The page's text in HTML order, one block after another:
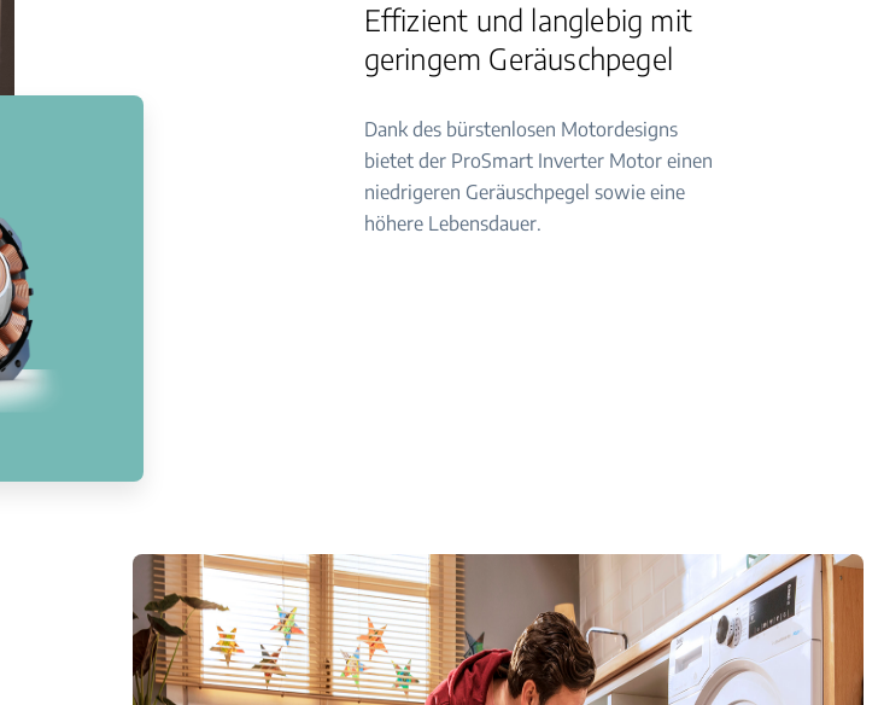
Effizient und langlebig mit
geringem Geräuschpegel
Dank des bürstenlosen Motordesigns
bietet der ProSmart Inverter Motor einen
niedrigeren Geräuschpegel sowie eine
höhere Lebensdauer.